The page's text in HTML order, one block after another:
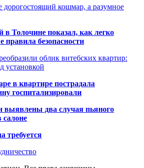
кошмар, а разумное
в Толочине показал, как легко
безопасности
облик витебских квартир:
установкой
в квартире пострадала
госпитализировали
выявлены два случая пьяного
салоне
требуется